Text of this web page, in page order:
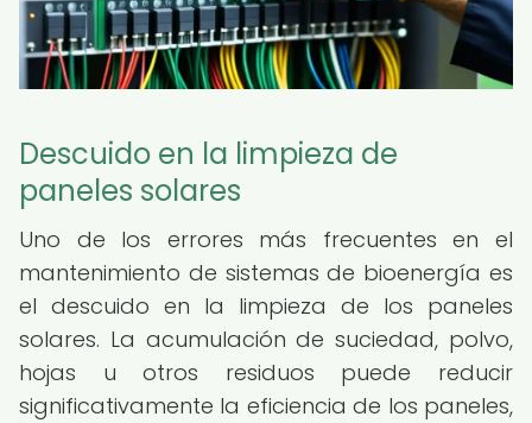
Descuido en la limpieza de
paneles solares
Uno de los errores más frecuentes en el
mantenimiento de sistemas de bioenergía es
el descuido en la limpieza de los paneles
solares. La acumulación de suciedad, polvo,
hojas u otros residuos puede reducir
significativamente la eficiencia de los paneles,